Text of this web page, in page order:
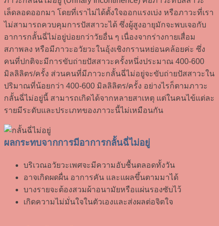
เล็ดลอดออกมา โดยที่เราไม่ได้ตั้งใจออกแรงเบ่ง หรือภาวะที่เรา
ไม่สามารถควบคุมการปัสสาวะได้ ซึ่งผู้สูงอายุมักจะพบเจอกับ
อาการกลั้นฉี่ไม่อยู่บ่อยกว่าวัยอื่น ๆ เนื่องจากร่างกายเสื่อม
สภาพลง หรือมีภาวะอวัยวะในอุ้งเชิงกรานหย่อนคล้อยค่ะ ซึ่ง
คนที่ปกติจะมีการขับถ่ายปัสสาวะครั้งหนึ่งประมาณ 400-600
มิลลิลิตร/ครั้ง ส่วนคนที่มีภาวะกลั้นฉี่ไม่อยู่จะขับถ่ายปัสสาวะใน
ปริมาณที่น้อยกว่า 400-600 มิลลิลิตร/ครั้ง อย่างไรก็ตามภาวะ
กลั้นฉี่ไม่อยู่นี้ สามารถเกิดได้จากหลายสาเหตุ แต่ในคนไข้แต่ละ
รายมีระดับและประเภทของภาวะนี้ไม่เหมือนกัน
ผลกระทบจากการมีอาการกลั้นฉี่ไม่อยู่
บริเวณอวัยวะเพศจะมีความอับชื้นตลอดทั้งวัน
อาจเกิดผดผื่น อาการคัน และแผลขึ้นตามมาได้
บางรายจะต้องสวมผ้าอนามัยหรือแผ่นรองซับไว้
เกิดความไม่มั่นใจในตัวเองและส่งผลต่อจิตใจ